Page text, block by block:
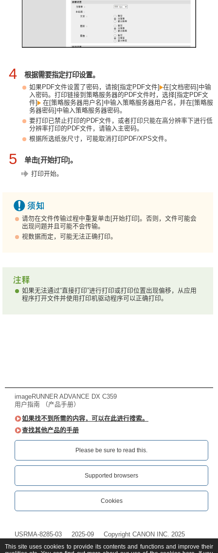
4 根据需要指定打印设置。
如果PDF文件设置了密码，请按[指定PDF文件] 在[文档密码]中输
入密码。打印链接到策略服务器的PDF文件时，选择[指定PDF文
件]
在[策略服务器用户名]中输入策略服务器用户名，并在[策略服
务器密码]中输入策略服务器密码。
要打印已禁止打印的PDF文件，或者打印只能在高分辨率下进行低
分辨率打印的PDF文件，请输入主密码。
根据所选纸张尺寸，可能取消打印PDF/XPS文件。
5 单击[开始打印]。
打印开始。
请勿在文件传输过程中重复单击[开始打印]。否则，文件可能会
出现问题并且可能不会传输。
视数据而定，可能无法正确打印。
如果无法通过“直接打印”进行打印或打印位置出现偏移，从应用
程序打开文件并使用打印机驱动程序可以正确打印。
imageRUNNER ADVANCE DX C359
用户指南 （产品手册）
如果找不到所需的内容，可以在此进行搜索。
查找其他产品的手册
Please be sure to read this.‎
Supported browsers
Cookies
USRMA-8285-03 2025-09 Copyright CANON INC. 2025
This site uses cookies to provide its contents and functions and improve their